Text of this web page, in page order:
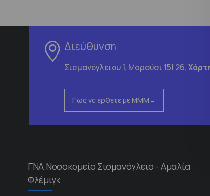
Διεύθυνση
Σισμανόγλειου 1, Μαρούσι 151 26,
Πως να έρθετε με ΜΜΜ
ΓΝΑ Νοσοκομείο Σισμανόγλειο - Αμαλία
Φλέμιγκ